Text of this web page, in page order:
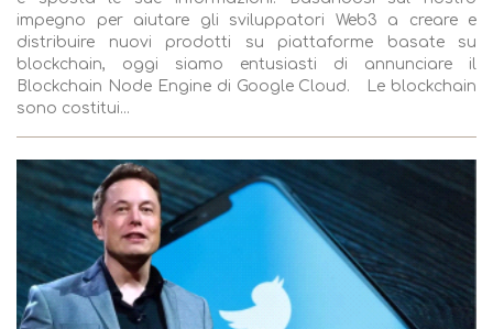
impegno per aiutare gli sviluppatori Web3 a creare e
distribuire nuovi prodotti su piattaforme basate su
blockchain, oggi siamo entusiasti di annunciare il
Blockchain Node Engine di Google Cloud. Le blockchain
sono costitui...